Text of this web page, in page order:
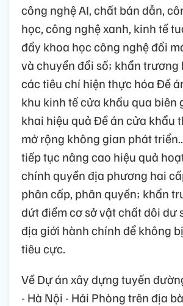
công nghệ AI, chất bán dẫn,
học, công nghệ xanh, kinh tế
đẩy khoa học công nghệ đổi
và chuyển đổi số; khẩn trương
các tiêu chí hiện thực hóa Đề
khu kinh tế cửa khẩu qua biên
khai hiệu quả Đề án cửa khẩu
mở rộng không gian phát
tiếp tục nâng cao hiệu quả
chính quyền địa phương hai
phân cấp, phân quyền; khẩn
dứt điểm cơ sở vật chất dôi dư
địa giới hành chính để không
tiêu cực.
Về Dự án xây dựng tuyến
- Hà Nội - Hải Phòng trên địa